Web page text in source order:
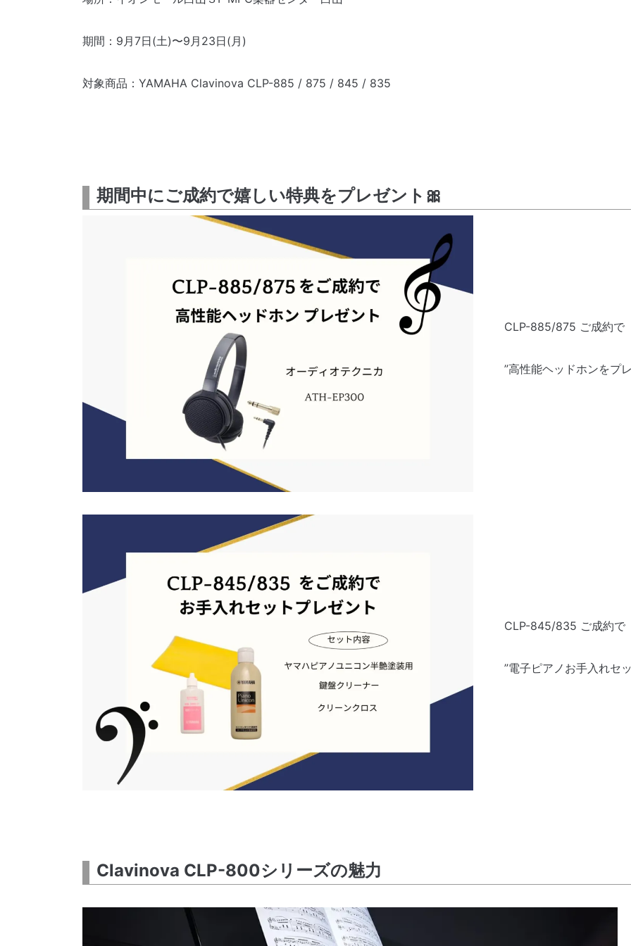
期間：9月7日(土)〜9月23日(月)
対象商品：YAMAHA Clavinova CLP-885 / 875 / 845 / 835
期間中にご成約で嬉しい特典をプレゼント🎀
CLP-885/875 ご成約で
”高性能ヘッドホンをプ
CLP-845/835 ご成約で
”電子ピアノお手入れセ
Clavinova CLP-800シリーズの魅力